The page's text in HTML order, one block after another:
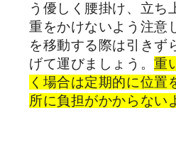
う優しく腰掛け、立ち
重をかけないよう注意
を移動する際は引きず
げて運びましょう。重
く場合は定期的に位置
所に負担がかからない